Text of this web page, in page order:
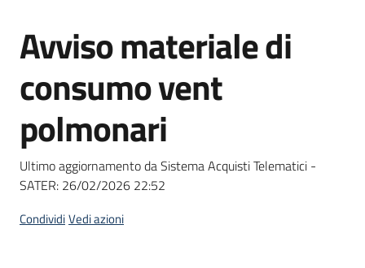
Bandi
strumenti
acquisto
Supporto
Salta al contenuto
Avviso materiale di
consumo vent
polmonari
Ultimo aggiornamento da Sistema Acquisti Telematici -
SATER: 26/02/2026 22:52
CondividiVedi azioni